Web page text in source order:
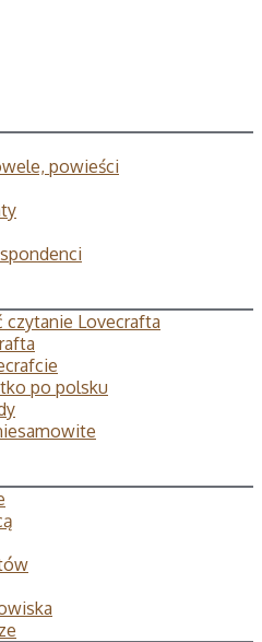
powieści
czytanie Lovecrafta
po polsku